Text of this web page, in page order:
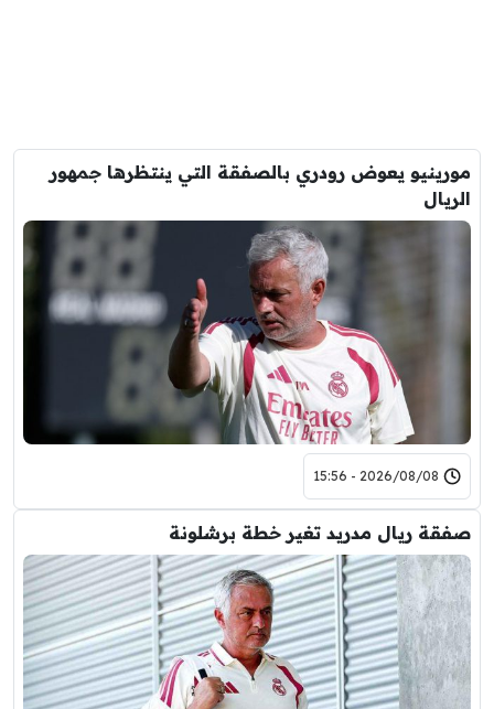
مورينيو يعوض رودري بالصفقة التي ينتظرها جمهور
الريال
2026/08/08 - 15:56
صفقة ريال مدريد تغير خطة برشلونة